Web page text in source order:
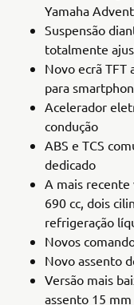
Yamaha
Suspensão
totalmente
Novo ecrã TFT
para
Acelerador
condução
ABS e TCS
dedicado
A mais recente
690 cc, dois
refrigeração
Novos
Novo assento
Versão mais
assento 15